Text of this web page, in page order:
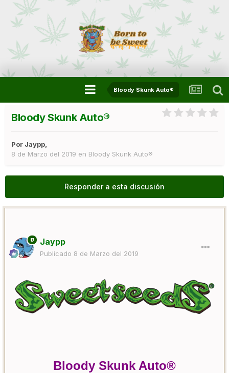
Bloody Skunk Auto®
Bloody Skunk Auto®
Por Jaypp,
8 de Marzo del 2019 en Bloody Skunk Auto®
Responder a esta discusión
Jaypp
Publicado 8 de Marzo del 2019
Bloody Skunk Auto®